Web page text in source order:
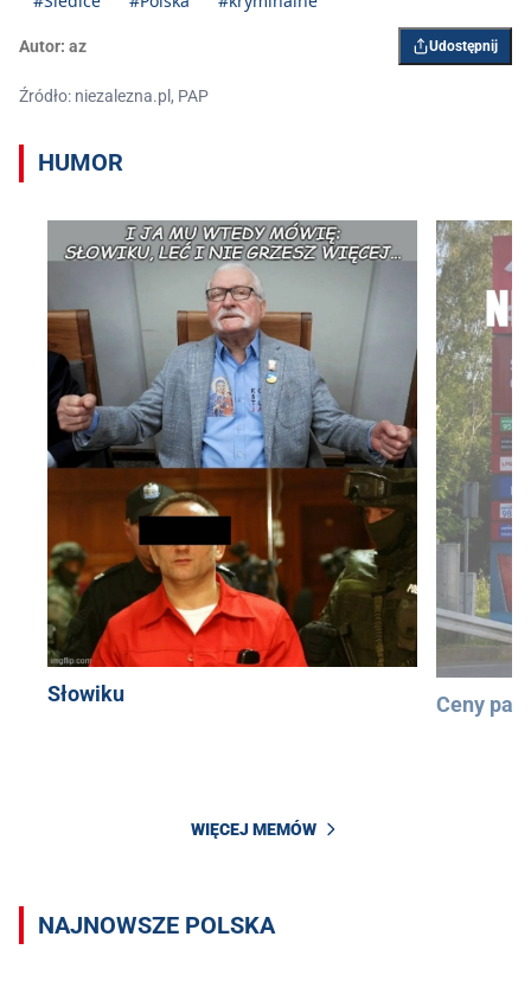
Autor: az Udostępnij
Źródło: niezalezna.pl, PAP
HUMOR
Słowiku Ceny
WIĘCEJ MEMÓW
NAJNOWSZE POLSKA